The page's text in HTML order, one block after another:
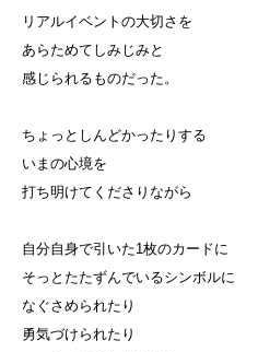
リアルイベントの大切さを
あらためてしみじみと
感じられるものだった。
ちょっとしんどかったりする
いまの心境を
打ち明けてくださりながら
自分自身で引いた1枚のカードに
そっとたたずんでいるシンボルに
なぐさめられたり
勇気づけられたり